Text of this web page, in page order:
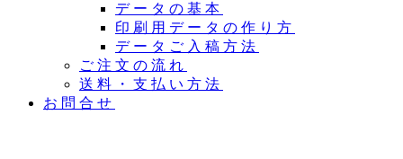
データの基本
印刷用データの作り方
データご入稿方法
ご注文の流れ
送料・支払い方法
お問合せ